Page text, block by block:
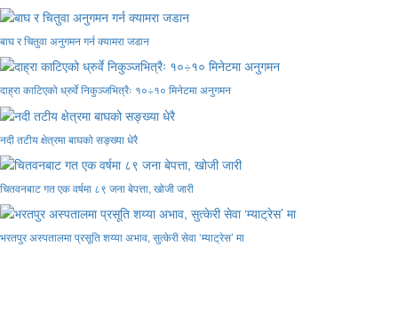
बाघ र चितुवा अनुगमन गर्न क्यामरा जडान
दाह्रा काटिएको ध्रुर्वे निकुञ्जभित्रैः १०÷१० मिनेटमा अनुगमन
नदी तटीय क्षेत्रमा बाघको सङ्ख्या धेरै
चितवनबाट गत एक वर्षमा ८९ जना बेपत्ता, खोजी जारी
भरतपुर अस्पतालमा प्रसूति शय्या अभाव, सुत्केरी सेवा ‘म्याट्रेस’ मा